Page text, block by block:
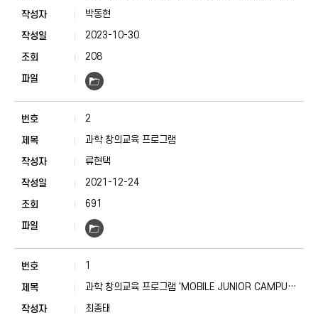
박동현
2023-10-30
208
2
과학 창의교육 프로그램
류현택
2021-12-24
691
1
과학 창의교육 프로그램 'MOBILE JUNIOR CAMPUS'
최종태